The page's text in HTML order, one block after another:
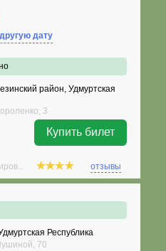
дату
район, Удмуртская
3
Купить билет
отзывы
Республика
70